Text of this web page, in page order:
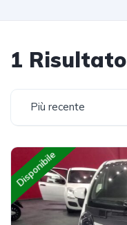
1 Risultato
Più recente
Disponibile